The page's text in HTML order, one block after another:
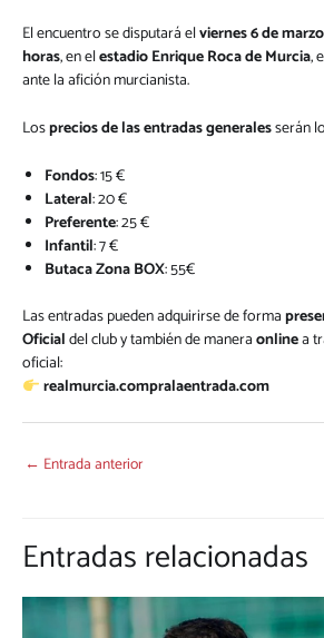
El encuentro se disputará elviernes 6 de
horas, en elestadio Enrique Roca de Murcia,
ante la afición murcianista.
Losprecios de las entradas generalesserán
Fondos: 15 €
Lateral: 20 €
Preferente: 25 €
Infantil: 7 €
Butaca Zona BOX: 55€
Las entradas pueden adquirirse de forma
Oficialdel club y también de maneraonlinea
oficial:
realmurcia.compralaentrada.com
← Entrada anterior
Entradas relacionadas